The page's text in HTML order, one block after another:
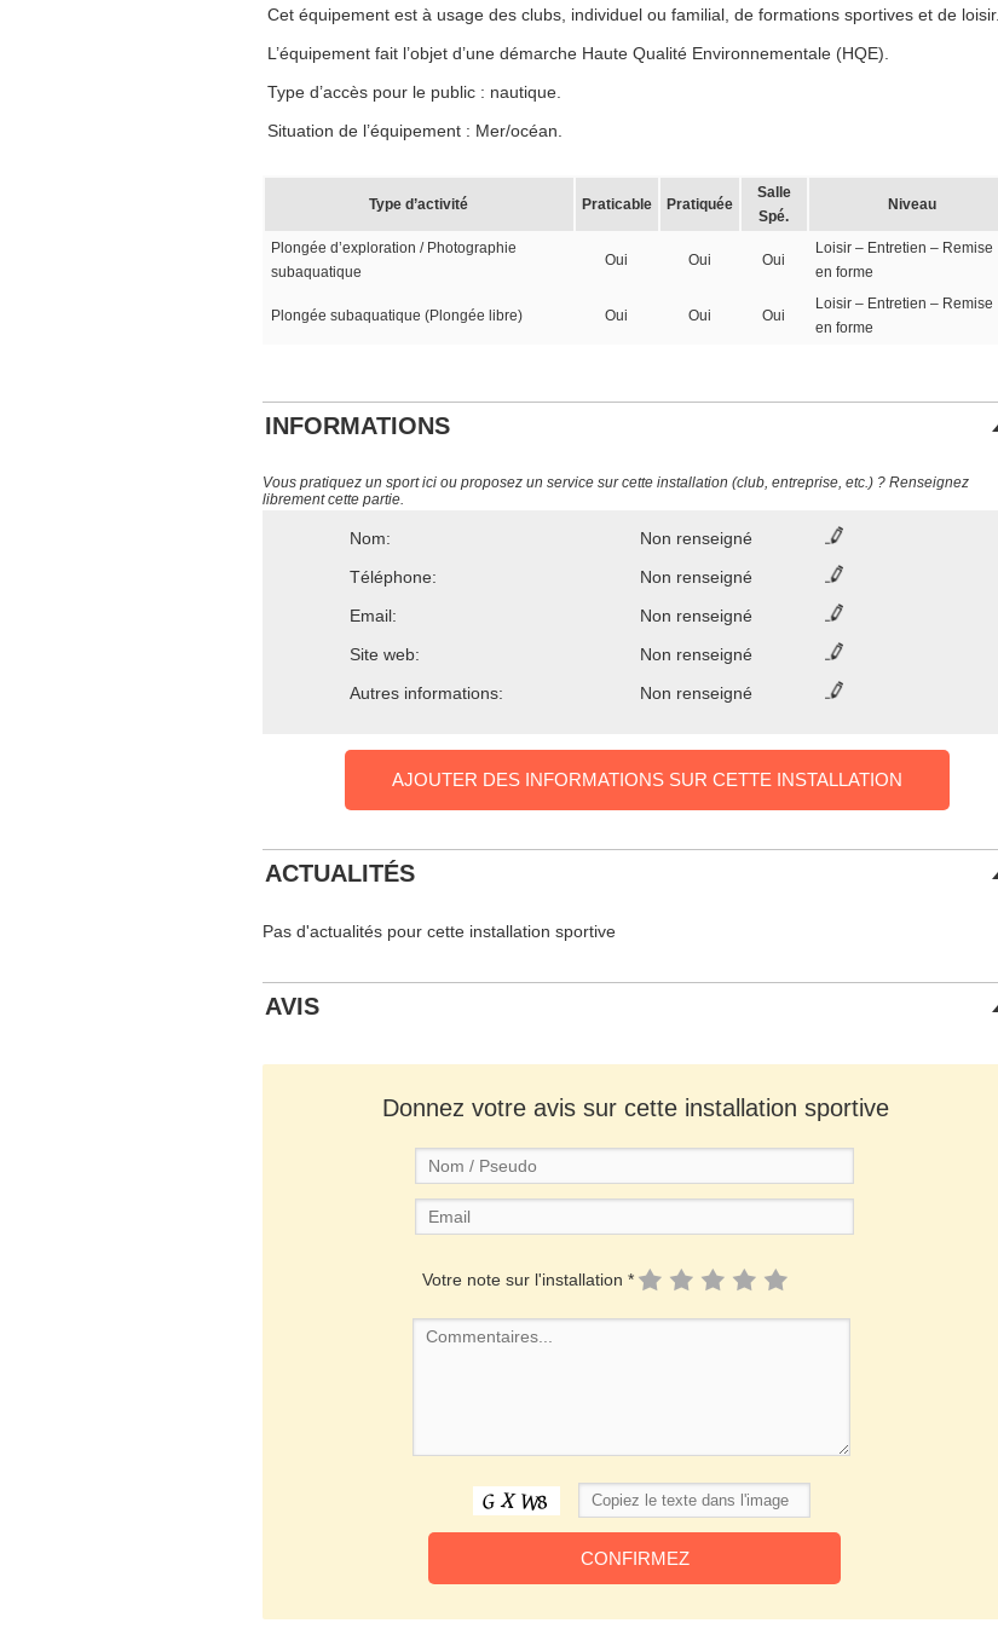
Cet équipement est à usage des clubs, individuel ou familial, de formations sportives et de loisir.
L’équipement fait l’objet d’une démarche Haute Qualité Environnementale (HQE).
Type d’accès pour le public : nautique.
Situation de l’équipement : Mer/océan.
Type d’activité Praticable Pratiquée
Salle
Spé.
Niveau
Plongée d’exploration / Photographie
subaquatique
Oui Oui Oui
Loisir – Entretien – Remise
en forme
Plongée subaquatique (Plongée libre) Oui Oui Oui
Loisir – Entretien – Remise
en forme
INFORMATIONS
Vous pratiquez un sport ici ou proposez un service sur cette installation (club, entreprise, etc.) ? Renseignez
librement cette partie.
Nom:
Non renseigné
Téléphone:
Non renseigné
Email:
Non renseigné
Site web:
Non renseigné
Autres informations:
Non renseigné
AJOUTER DES INFORMATIONS SUR CETTE INSTALLATION
ACTUALITÉS
Pas d'actualités pour cette installation sportive
AVIS
Donnez votre avis sur cette installation sportive
Votre note sur l'installation *